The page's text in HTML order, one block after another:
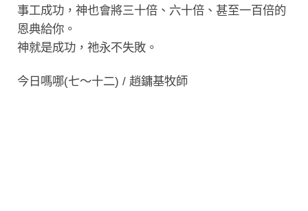
事工成功，神也會將三十倍、六十倍、甚至一百倍的
恩典給你。
神就是成功，祂永不失敗。
今日嗎哪(七～十二) / 趙鏞基牧師